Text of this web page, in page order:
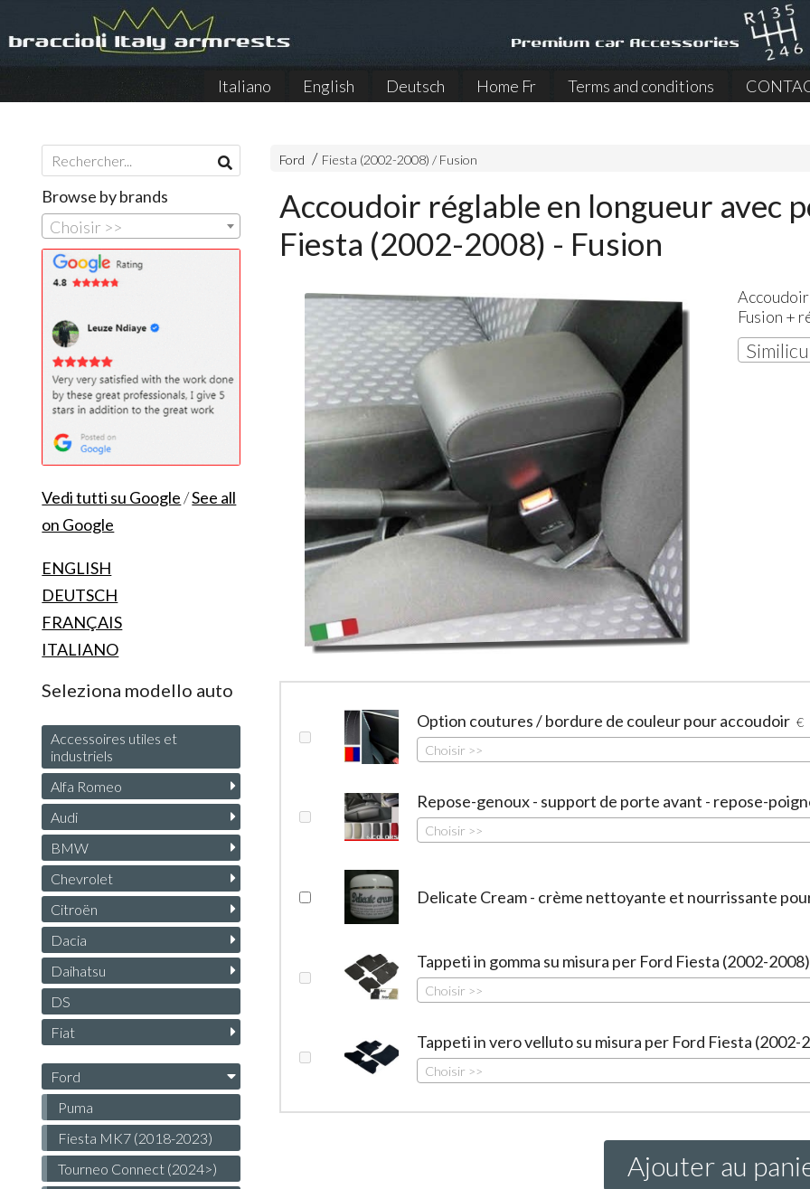
Italiano English Deutsch Home Fr Terms and conditions
Ford Fiesta (2002-2008) / Fusion
Accoudoir réglable en longueur avec
Fiesta (2002-2008) - Fusion
Fusion +
Option coutures / bordure de couleur pour accoudoir €
Choisir >>
Repose-genoux - support de porte avant - repose-
Choisir >>
Delicate Cream - crème nettoyante et nourrissante
Tappeti in gomma su misura per Ford Fiesta (2002-
Choisir >>
Tappeti in vero velluto su misura per Ford Fiesta (2002-
Choisir >>
Ajouter au
Browse by brands
Choisir >>
Vedi tutti su Google/See all
on Google
ENGLISH
DEUTSCH
FRANÇAIS
ITALIANO
Seleziona modello auto
Accessoires utiles et
industriels
Alfa Romeo
Audi
BMW
Chevrolet
Citroën
Dacia
Daihatsu
DS
Fiat
Ford
Puma
Fiesta MK7 (2018-2023)
Tourneo Connect (2024>)